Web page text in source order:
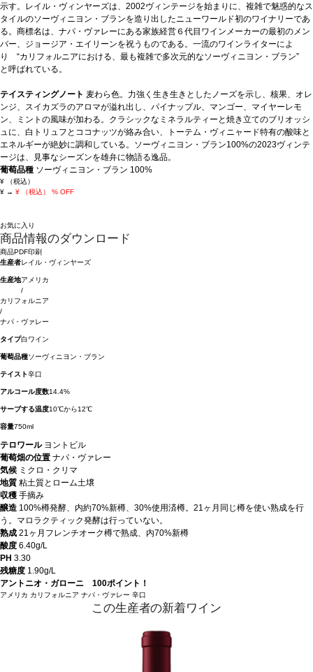
示す。レイル・ヴィンヤーズは、2002ヴィンテージを始まりに、複雑で魅惑的なス
タイルのソーヴィニヨン・ブランを造り出したニューワールド初のワイナリーであ
る。商標名は、ナパ・ヴァレーにある家族経営６代目ワインメーカーの最初のメン
バー、ジョージア・エイリーンを祝うものである。一流のワインライターによ
り “カリフォルニアにおける、最も複雑で多次元的なソーヴィニヨン・ブラン”
と呼ばれている。
テイスティングノート 麦わら色。力強く生き生きとしたノーズを示し、核果、オレ
ンジ、スイカズラのアロマが溢れ出し、パイナップル、マンゴー、マイヤーレモ
ン、ミントの風味が加わる。クラシックなミネラルティーと焼き立てのブリオッシ
ュに、白トリュフとココナッツが絡み合い、トーテム・ヴィニャード特有の酸味と
エネルギーが絶妙に調和している。ソーヴィニヨン・ブラン100%の2023ヴィンテ
ージは、見事なシーズンを雄弁に物語る逸品。
葡萄品種 ソーヴィニヨン・ブラン 100%
¥
（税込）
¥ → ¥ （税込） % OFF
お気に入り
商品情報のダウンロード
商品PDF印刷
生産者レイル・ヴィンヤーズ
生産地アメリカ
/
カリフォルニア
/
ナパ・ヴァレー
タイプ白ワイン
葡萄品種ソーヴィニヨン・ブラン
テイスト辛口
アルコール度数14.4%
サーブする温度10℃から12℃
容量750ml
テロワールヨントビル
葡萄畑の位置ナパ・ヴァレー
気候ミクロ・クリマ
地質粘土質とローム土壌
収穫手摘み
醸造100%樽発酵、内約70%新樽、30%使用済樽。21ヶ月同じ樽を使い熟成を行
う。マロラクティック発酵は行っていない。
熟成21ヶ月フレンチオーク樽で熟成、内70%新樽
酸度6.40g/L
PH 3.30
残糖度1.90g/L
アントニオ・ガローニ 100ポイント！
アメリカ カリフォルニア ナパ・ヴァレー 辛口
この生産者の新着ワイン